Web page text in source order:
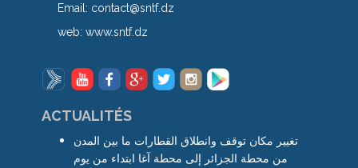
Email: contact@sntf.dz
web:www.sntf.dz
ACTUALITÉS
تغيير مكان توقف وانطلاق القطارات ما بين المدن
من محطة الجزائر إلى محطة آغا ابتداء من يوم